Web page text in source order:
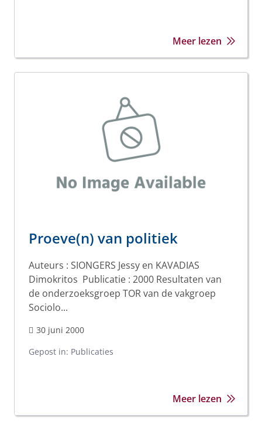
Meer lezen
Proeve(n) van politiek
Auteurs : SIONGERS Jessy en KAVADIAS
Dimokritos Publicatie : 2000 Resultaten van
de onderzoeksgroep TOR van de vakgroep
Sociolo...
30 juni 2000
Gepost in: Publicaties
Meer lezen